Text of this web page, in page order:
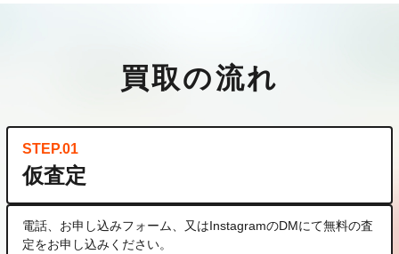
買取の流れ
STEP.01
仮査定
電話、お申し込みフォーム、又はInstagramのDMにて無料の査
定をお申し込みください。